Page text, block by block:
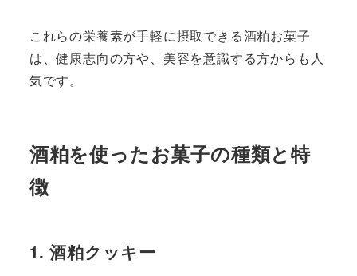
これらの栄養素が手軽に摂取できる酒粕お菓子
は、健康志向の方や、美容を意識する方からも人
気です。
酒粕を使ったお菓子の種類と特
徴
1. 酒粕クッキー